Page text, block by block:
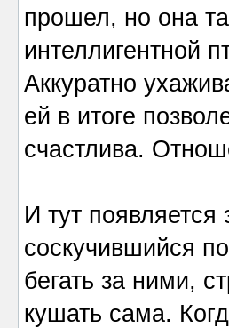
прошел, но она
интеллигентной
Аккуратно
ей в итоге
счастлива.
И тут
соскучившийся
бегать за ними,
кушать сама.